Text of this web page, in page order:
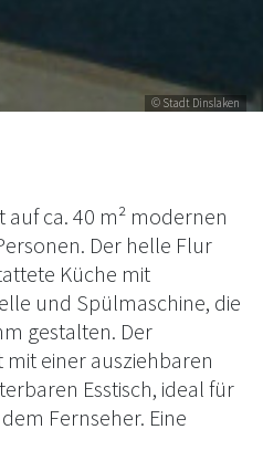
© Stadt Dinslaken
auf ca. 40 m² modernen
Der helle Flur
Küche mit
und Spülmaschine, die
gestalten. Der
einer ausziehbaren
Esstisch, ideal für
Fernseher. Eine